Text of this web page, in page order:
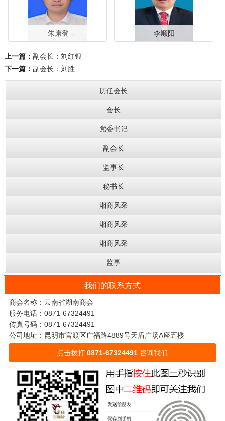
朱康登 李顺阳
上一篇： 副会长：刘红银
下一篇： 副会长：刘胜
历任会长
会长
党委书记
副会长
监事长
秘书长
湘商风采
湘商风采
湘商风采
监事
我们的联系方式
商会名称：云南省湖南商会
服务电话：0871-67324491
传真号码：0871-67324491
公司地址：昆明市官渡区广福路4889号天盾广场A座五楼
点击拨打0871-67324491 咨询我们